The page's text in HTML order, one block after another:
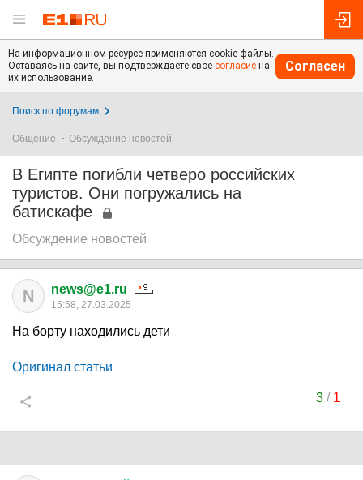
На информационном ресурсе применяются cookie-файлы.
Оставаясь на сайте, вы подтверждаете свое согласие на
их использование.
Согласен
Поиск по форумам
Общение Обсуждение новостей
В Египте погибли четверо российских
туристов. Они погружались на
батискафе
Обсуждение новостей
N news@e1.ru
15:58, 27.03.2025
На борту находились дети
Оригинал статьи
3/ 1